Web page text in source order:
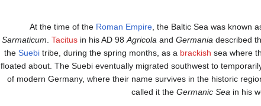
At the time of the Roman Empire , the Baltic Sea was known
Sarmaticum Tacitus in his AD 98 Agricola and Germania described
the Suebi tribe, during the spring months, as a brackish sea where
floated about. The Suebi eventually migrated southwest to
of modern Germany, where their name survives in the historic
called it the Germanic Sea in his